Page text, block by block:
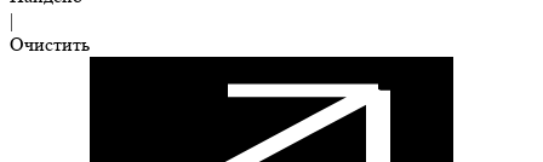
|
Очистить